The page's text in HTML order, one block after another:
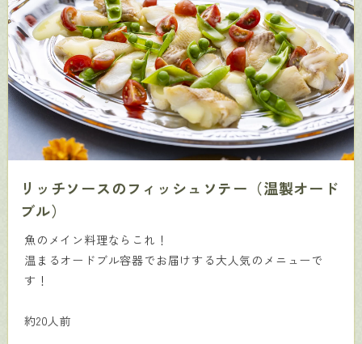
リッチソースのフィッシュソテー（温製オード
ブル）
魚のメイン料理ならこれ！
温まるオードブル容器でお届けする大人気のメニューで
す！
約20人前